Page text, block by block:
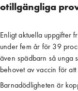
otillgängliga
Enligt aktuella uppgifter
under fem år för 39
även spädbarn så unga
behovet av vaccin för
Barnadödligheten är